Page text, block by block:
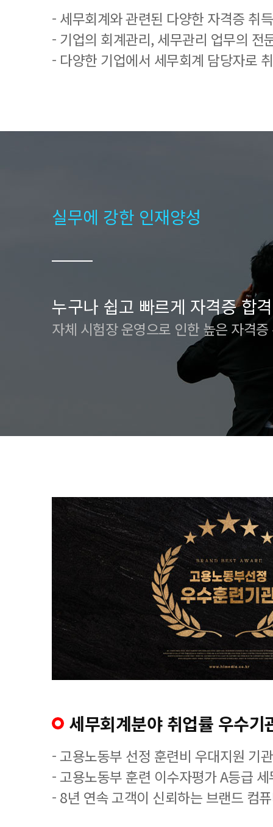
- 세무회계와 관련된 다양한 자격증 취
- 기업의 회계관리, 세무관리 업무의 전
- 다양한 기업에서 세무회계 담당자로
실무에 강한 인재양성
누구나 쉽고 빠르게 자격증 합
자체 시험장 운영으로 인한 높은 자격
세무회계분야 취업률 우수기
- 고용노동부 선정 훈련비 우대지원 기관
- 고용노동부 훈련 이수자평가 A등급
- 8년 연속 고객이 신뢰하는 브랜드 컴